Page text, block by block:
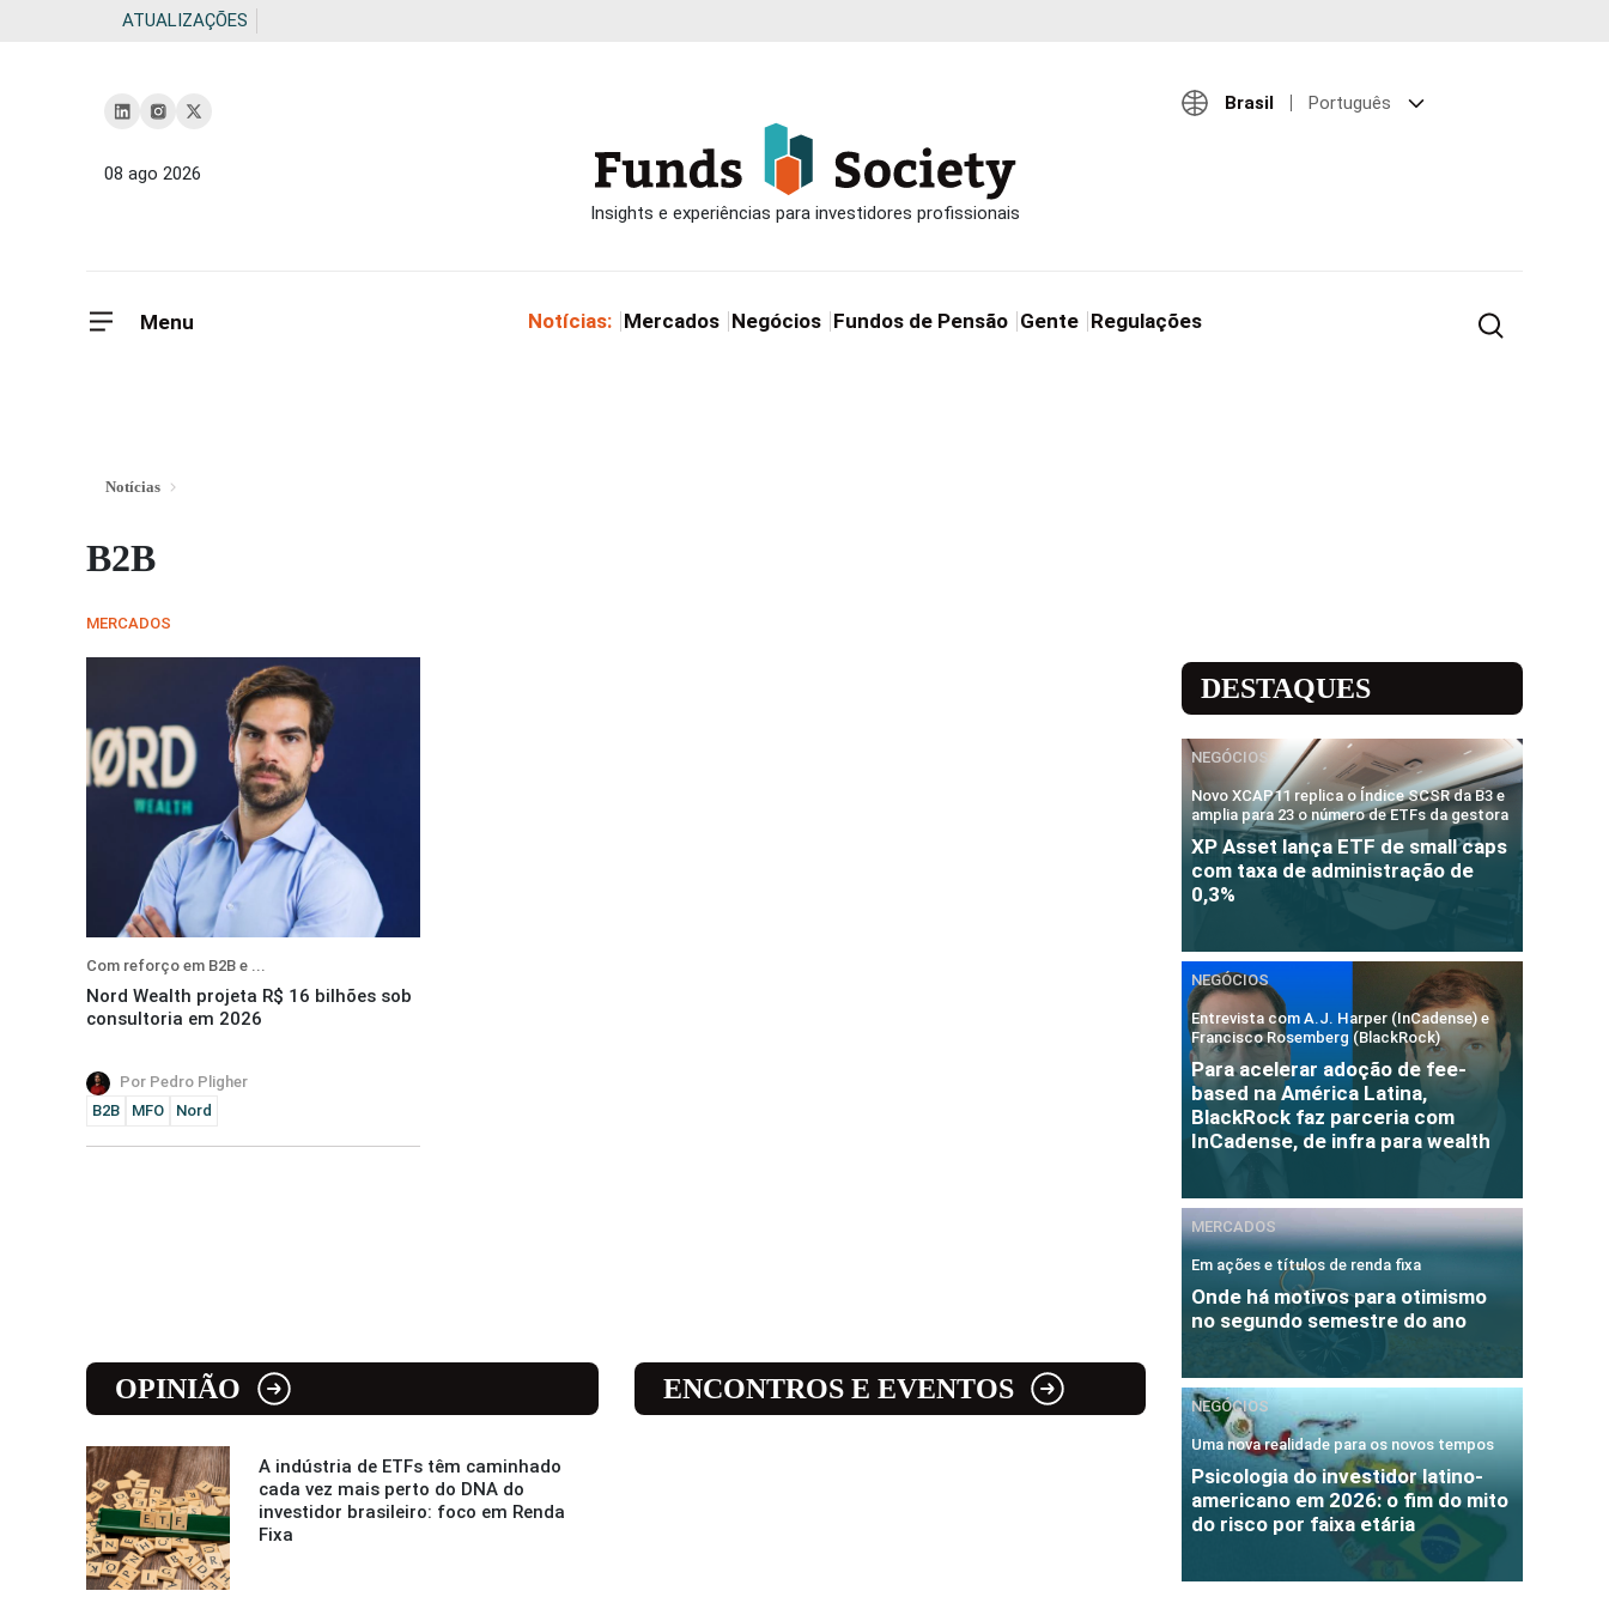
ATUALIZAÇÕES
08 ago 2026
Brasil Português
Menu Notícias: Mercados Negócios Fundos de Pensão Gente Regulações
Notícias
B2B
MERCADOS
Com reforço em B2B e ...
Nord Wealth projeta R$ 16 bilhões sob
consultoria em 2026
Por Pedro Pligher
B2B
MFO Nord
OPINIÃO
A indústria de ETFs têm caminhado
cada vez mais perto do DNA do
investidor brasileiro: foco em Renda
Fixa
ENCONTROS E EVENTOS
DESTAQUES
NEGÓCIOS
Novo XCAP11 replica o Índice SCSR da B3 e
amplia para 23 o número de ETFs da gestora
XP Asset lança ETF de small caps
com taxa de administração de
0,3%
NEGÓCIOS
Entrevista com A.J. Harper (InCadense) e
Francisco Rosemberg (BlackRock)
Para acelerar adoção de fee-
based na América Latina,
BlackRock faz parceria com
InCadense, de infra para wealth
MERCADOS
Em ações e títulos de renda fixa
Onde há motivos para otimismo
no segundo semestre do ano
NEGÓCIOS
Uma nova realidade para os novos tempos
Psicologia do investidor latino-
americano em 2026: o fim do mito
do risco por faixa etária